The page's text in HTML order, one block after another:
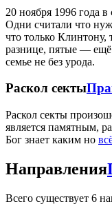
20 ноября 1996 года в
Одни считали что
что только
разнице, пятые —
семье не без урода.
Раскол секты
Раскол секты
является памятным,
Бог знает каким но
Направления
Всего существует 6